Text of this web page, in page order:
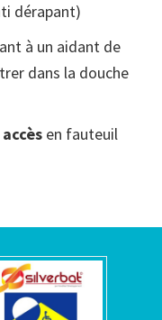
dérapant)
à un aidant de
dans la douche
en fauteuil